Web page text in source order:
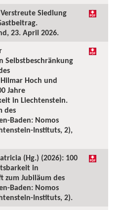
Siedlung
23. April 2026.
Selbstbeschränkung
Hoch und
Jahre
in Liechtenstein.
des
Baden: Nomos
Instituts, 2),
(Hg.) (2026): 100
in
zum Jubiläum des
Baden: Nomos
Instituts, 2).